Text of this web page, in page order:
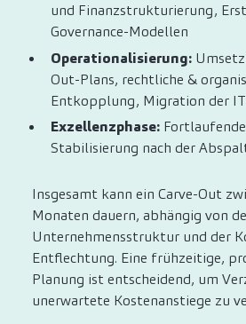
und Finanzstrukturierung,
Governance-Modellen
Operationalisierung:
Out-Plans, rechtliche &
Entkopplung, Migration der
Exzellenzphase:
Stabilisierung nach der
Insgesamt kann ein Carve-Out
Monaten dauern, abhängig von
Unternehmensstruktur und der
Entflechtung. Eine frühzeitige,
Planung ist entscheidend, um
unerwartete Kostenanstiege zu